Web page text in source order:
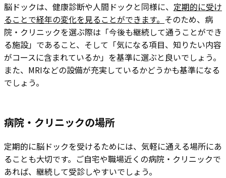
脳ドックは、健康診断や人間ドックと同様に、 定期的に受け
ることで経年の変化を見ることができます。 そのため、病
院・クリニックを選ぶ際は「今後も継続して通うことができ
る施設」であること、そして「気になる項目、知りたい内容
がコースに含まれているか」を基準に選ぶと良いでしょう。
また、MRIなどの設備が充実しているかどうかも基準になる
でしょう。
病院・クリニックの場所
定期的に脳ドックを受けるためには、気軽に通える場所にあ
ることも大切です。ご自宅や職場近くの病院・クリニックで
あれば、継続して受診しやすいでしょう。